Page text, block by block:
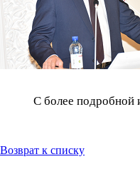
С более подробной
Возврат к списку